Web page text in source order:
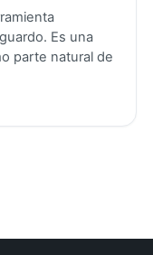
Es una
parte natural de